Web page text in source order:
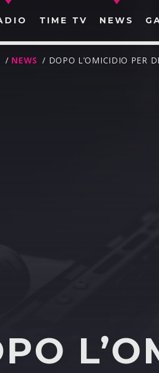
TIME TV NEWS
/ NEWS / DOPO L’OMICIDIO PER